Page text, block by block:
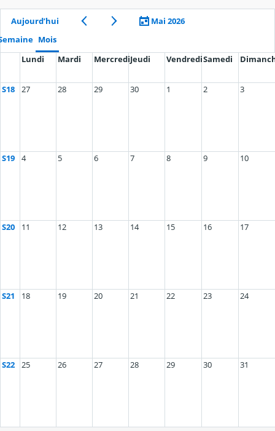
Aujourd’hui
Mai 2026
Mois
Lundi
Mardi MercrediJeudi VendrediSamedi
S18 27 28 29 30 1 2 3
S19 4 5 6 7 8 9 10
S20 11 12 13 14 15 16 17
S21 18 19 20 21 22 23 24
S22 25 26 27 28 29 30 31